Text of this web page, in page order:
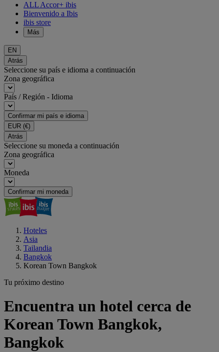
ALL Accor+ ibis
Bienvenido a Ibis
ibis store
Más
EN
Atrás
Seleccione su país e idioma a continuación
Zona geográfica
País / Región - Idioma
Confirmar mi país e idioma
EUR (€)
Atrás
Seleccione su moneda a continuación
Zona geográfica
Moneda
Confirmar mi moneda
Hoteles
Asia
Tailandia
Bangkok
Korean Town Bangkok
Tu próximo destino
Encuentra un hotel cerca de
Korean Town Bangkok,
Bangkok